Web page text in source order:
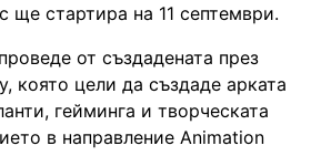
ще стартира на 11 септември.
от създадената през
която цели да създаде арката
гейминга и творческата
в направление Animation